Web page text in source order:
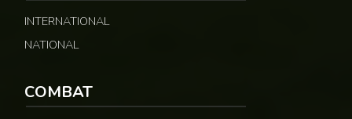
INTERNATIONAL
NATIONAL
COMBAT